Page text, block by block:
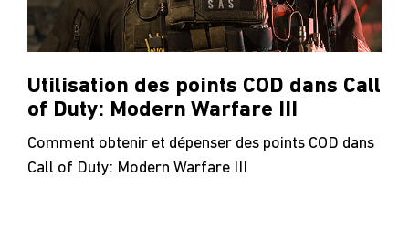
Utilisation des points COD dans Call
of Duty: Modern Warfare III
Comment obtenir et dépenser des points COD dans
Call of Duty: Modern Warfare III